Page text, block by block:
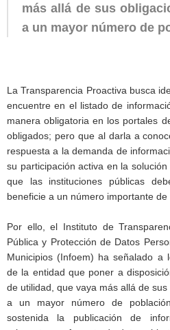
más allá de sus
a un mayor número de
La Transparencia Proactiva busca
encuentre en el listado de
manera obligatoria en los portales
obligados; pero que al darla a
respuesta a la demanda de
su participación activa en la
que las instituciones públicas
beneficie a un número importante de
Por ello, el Instituto de
Pública y Protección de Datos
Municipios (Infoem) ha señalado a
de la entidad que poner a
de utilidad, que vaya más allá de
a un mayor número de
sostenida la publicación de